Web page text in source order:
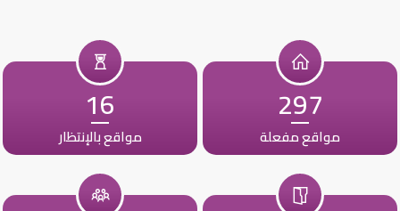
297
مواقع مفعلة
16
مواقع بالإنتظار